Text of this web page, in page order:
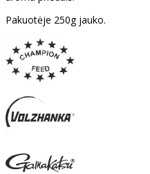
Pakuotėje 250g jauko.